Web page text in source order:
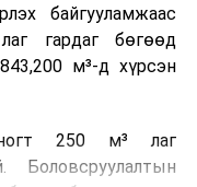
дадлага зэрэг
зохион байгуулж
Ажлын алба,
үндэсний
байгууламжаас
гардаг бөгөөд
м³-д хүрсэн
250 м³ лаг
Боловсруулалтын